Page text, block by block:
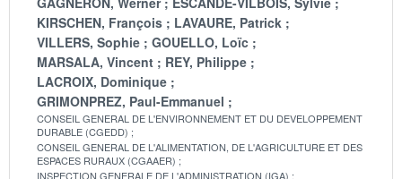
KIRSCHEN, François
LAVAURE, Patrick
VILLERS, Sophie
GOUELLO, Loïc
MARSALA, Vincent
REY, Philippe
LACROIX, Dominique
GRIMONPREZ, Paul-Emmanuel
CONSEIL GENERAL DE L'ENVIRONNEMENT ET DU DEVELOPPEMENT
DURABLE (CGEDD)
CONSEIL GENERAL DE L'ALIMENTATION, DE L'AGRICULTURE ET DES
ESPACES RURAUX (CGAAER)
INSPECTION GENERALE DE L'ADMINISTRATION (IGA)